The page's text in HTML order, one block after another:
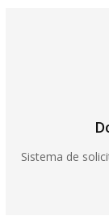
Sistema de